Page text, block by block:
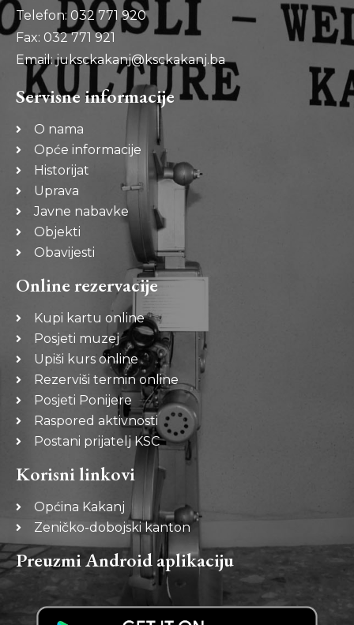
Telefon: 032 771 920
Fax: 032 771 921
Email: juksckakanj@ksckakanj.ba
Servisne informacije
O nama
Opće informacije
Historijat
Uprava
Javne nabavke
Objekti
Obavijesti
Online rezervacije
Kupi kartu online
Posjeti muzej
Upiši kurs online
Rezerviši termin online
Posjeti Ponijere
Raspored aktivnosti
Postani prijatelj KSC
Korisni linkovi
Općina Kakanj
Zeničko-dobojski kanton
Preuzmi Android aplikaciju